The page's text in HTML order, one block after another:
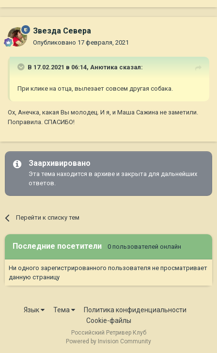
Звезда Севера
Опубликовано 17 февраля, 2021
В 17.02.2021 в 06:14, Анютика сказал:
При клике на отца, вылезает совсем другая собака.
Ох, Анечка, какая Вы молодец. И я, и Маша Сажина не заметили.
Поправила. СПАСИБО!
Заархивировано
Эта тема находится в архиве и закрыта для дальнейших
ответов.
Перейти к списку тем
Последние посетители 0 пользователей онлайн
Ни одного зарегистрированного пользователя не просматривает
данную страницу
Язык Тема
Политика конфиденциальности
Cookie-файлы
Российский Ретривер Клуб
Powered by Invision Community